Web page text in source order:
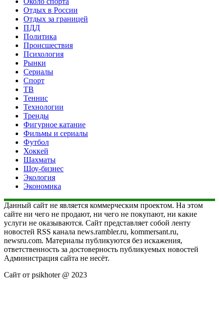
Отдых в России
Отдых за границей
ПДД
Политика
Происшествия
Психология
Рынки
Сериалы
Спорт
ТВ
Теннис
Технологии
Тренды
Фигурное катание
Фильмы и сериалы
Футбол
Хоккей
Шахматы
Шоу-бизнес
Экология
Экономика
Данный сайт не является коммерческим проектом. На этом
сайте ни чего не продают, ни чего не покупают, ни какие
услуги не оказываются. Сайт представляет собой ленту
новостей RSS канала news.rambler.ru, kommersant.ru,
newsru.com. Материалы публикуются без искажения,
ответственность за достоверность публикуемых новостей
Администрация сайта не несёт.
Сайт от psikhoter @ 2023